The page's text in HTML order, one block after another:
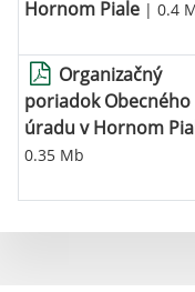
Hornom Piale | 0.4
Organizačný
poriadok Obecného
úradu v Hornom
0.35 Mb